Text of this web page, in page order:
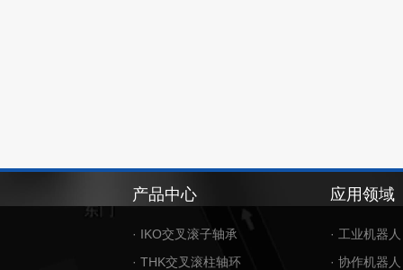
产品中心
· IKO交叉滚子轴承
· THK交叉滚柱轴环
应用领域
· 工业机器人
· 协作机器人